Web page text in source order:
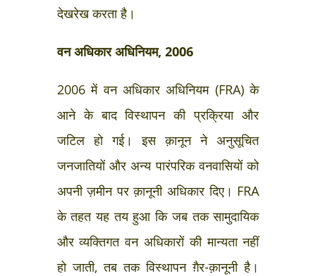
देखरेख करता है।
वन अधिकार अधिनियम, 2006
2006 में वन अधिकार अधिनियम (FRA) के
आने के बाद विस्थापन की प्रक्रिया और
जटिल हो गई। इस क़ानून ने अनुसूचित
जनजातियों और अन्य पारंपरिक वनवासियों को
अपनी ज़मीन पर क़ानूनी अधिकार दिए। FRA
के तहत यह तय हुआ कि जब तक सामुदायिक
और व्यक्तिगत वन अधिकारों की मान्यता नहीं
हो जाती, तब तक विस्थापन ग़ैर-क़ानूनी है।